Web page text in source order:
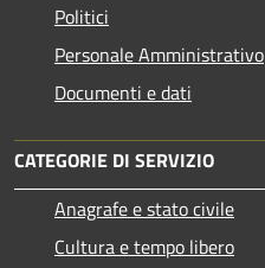
Politici
Personale Amministrativo
Documenti e dati
CATEGORIE DI SERVIZIO
Anagrafe e stato civile
Cultura e tempo libero